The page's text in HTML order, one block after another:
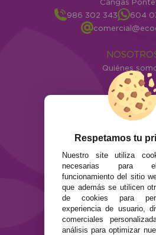
986 302 343
604
Quiénes
Info
ATENCIÓN AL
Envíos y
Formas de
Contacto
SEGURIDAD Y
Términos y
Política de
Política de
Respetamos tu
Nuestro site utiliza
necesarias para
funcionamiento del sitio
que además se utilicen
de cookies para
experiencia de usuario,
comerciales
análisis para optimizar